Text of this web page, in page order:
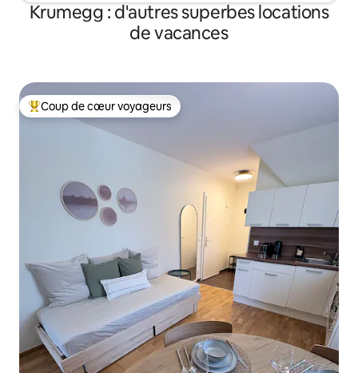
Krumegg : d'autres superbes locations
de vacances
Coups de cœur voyageurs les plus appréciés
Coup de cœur voyageurs